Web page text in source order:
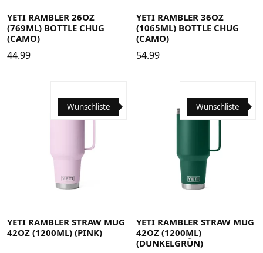
YETI RAMBLER 26OZ
(769ML) BOTTLE CHUG
(CAMO)
44.99
YETI RAMBLER 36OZ
(1065ML) BOTTLE CHUG
(CAMO)
54.99
Wunschliste
YETI RAMBLER STRAW MUG
42OZ (1200ML) (PINK)
Wunschliste
YETI RAMBLER STRAW MUG
42OZ (1200ML)
(DUNKELGRÜN)